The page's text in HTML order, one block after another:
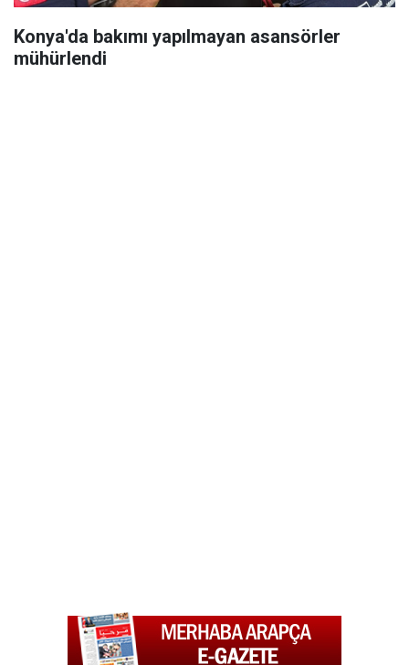
Konya'da bakımı yapılmayan asansörler
mühürlendi